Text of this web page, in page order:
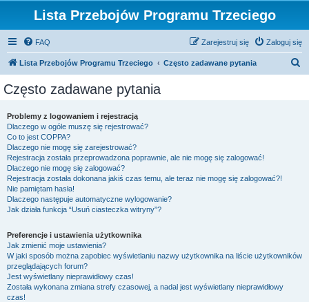
Lista Przebojów Programu Trzeciego
FAQ Zaloguj się
Zarejestruj się
Lista Przebojów Programu Trzeciego Często zadawane pytania
Często zadawane pytania
Problemy z logowaniem i rejestracją
Dlaczego w ogóle muszę się rejestrować?
Co to jest COPPA?
Dlaczego nie mogę się zarejestrować?
Rejestracja została przeprowadzona poprawnie, ale nie mogę się zalogować!
Dlaczego nie mogę się zalogować?
Rejestracja została dokonana jakiś czas temu, ale teraz nie mogę się zalogować?!
Nie pamiętam hasła!
Dlaczego następuje automatyczne wylogowanie?
Jak działa funkcja “Usuń ciasteczka witryny”?
Preferencje i ustawienia użytkownika
Jak zmienić moje ustawienia?
W jaki sposób można zapobiec wyświetlaniu nazwy użytkownika na liście użytkowników
przeglądających forum?
Jest wyświetlany nieprawidłowy czas!
Została wykonana zmiana strefy czasowej, a nadal jest wyświetlany nieprawidłowy
czas!